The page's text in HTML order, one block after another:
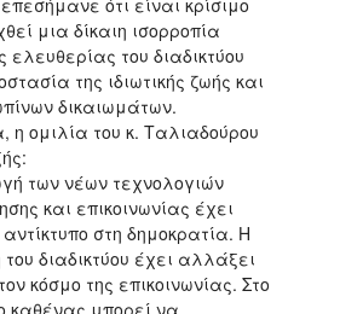
μια δίκαιη ισορροπία
ελευθερίας του διαδικτύου
της ιδιωτικής ζωής και
δικαιωμάτων.
η ομιλία του κ. Ταλιαδούρου
των νέων τεχνολογιών
και επικοινωνίας έχει
στη δημοκρατία. Η
διαδικτύου έχει αλλάξει
κόσμο της επικοινωνίας. Στο
καθένας μπορεί να